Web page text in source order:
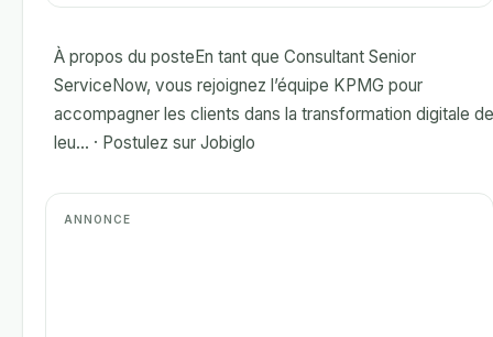
À propos du posteEn tant que Consultant Senior
ServiceNow, vous rejoignez l’équipe KPMG pour
accompagner les clients dans la transformation digitale de
leu... · Postulez sur Jobiglo